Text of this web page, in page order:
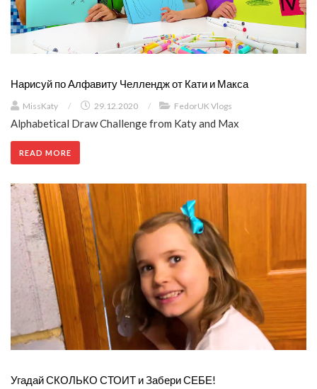
Нарисуй по Алфавиту Челлендж от Кати и Макса
MissKaty / 29.12.2020 / FedorUK Vlogs
Alphabetical Draw Challenge from Katy and Max
READ MORE
Угадай СКОЛЬКО СТОИТ и Забери СЕБЕ!